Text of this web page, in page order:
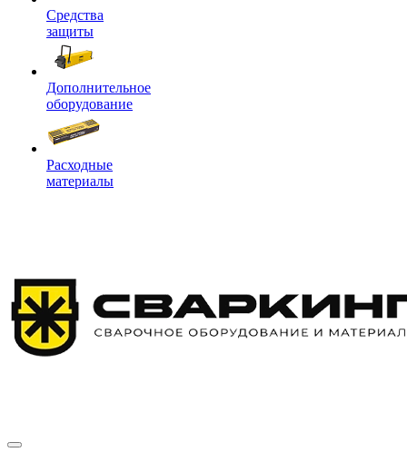
Средства
защиты
Дополнительное
оборудование
Расходные
материалы